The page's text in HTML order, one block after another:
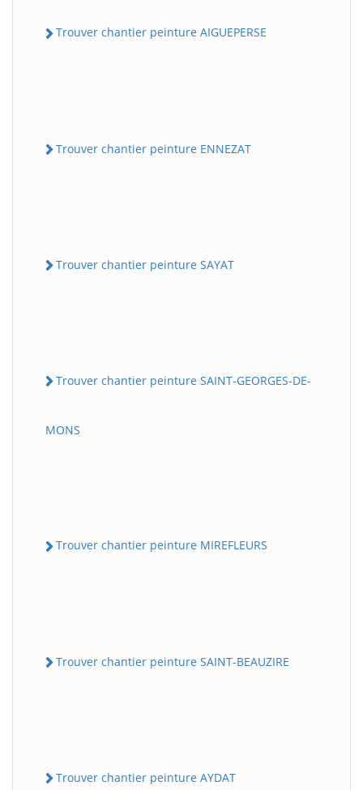
Trouver chantier peinture AIGUEPERSE
Trouver chantier peinture ENNEZAT
Trouver chantier peinture SAYAT
Trouver chantier peinture SAINT-GEORGES-DE-
MONS
Trouver chantier peinture MIREFLEURS
Trouver chantier peinture SAINT-BEAUZIRE
Trouver chantier peinture AYDAT